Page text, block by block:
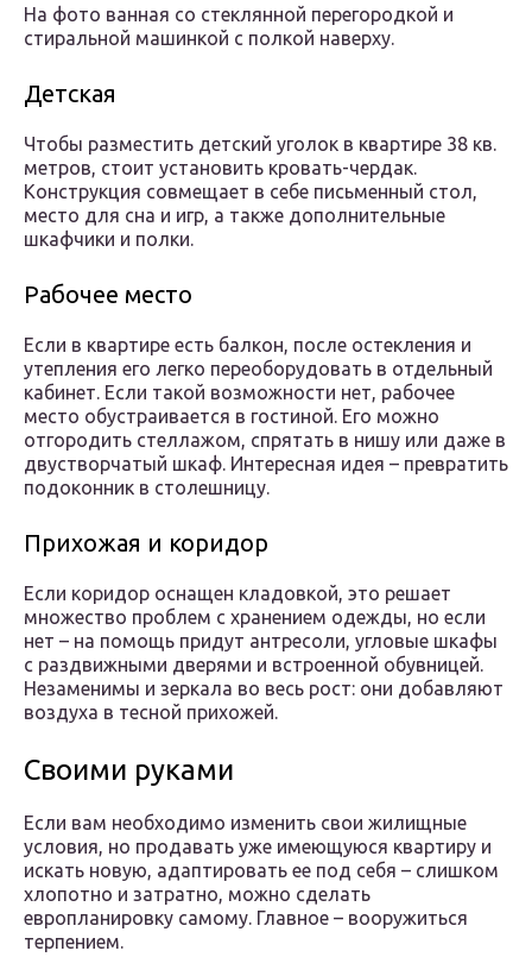
На фото ванная со стеклянной перегородкой и
стиральной машинкой с полкой наверху.
Детская
Чтобы разместить детский уголок в квартире 38 кв.
метров, стоит установить кровать-чердак.
Конструкция совмещает в себе письменный стол,
место для сна и игр, а также дополнительные
шкафчики и полки.
Рабочее место
Если в квартире есть балкон, после остекления и
утепления его легко переоборудовать в отдельный
кабинет. Если такой возможности нет, рабочее
место обустраивается в гостиной. Его можно
отгородить стеллажом, спрятать в нишу или даже в
двустворчатый шкаф. Интересная идея – превратить
подоконник в столешницу.
Прихожая и коридор
Если коридор оснащен кладовкой, это решает
множество проблем с хранением одежды, но если
нет – на помощь придут антресоли, угловые шкафы
с раздвижными дверями и встроенной обувницей.
Незаменимы и зеркала во весь рост: они добавляют
воздуха в тесной прихожей.
Своими руками
Если вам необходимо изменить свои жилищные
условия, но продавать уже имеющуюся квартиру и
искать новую, адаптировать ее под себя – слишком
хлопотно и затратно, можно сделать
европланировку самому. Главное – вооружиться
терпением.